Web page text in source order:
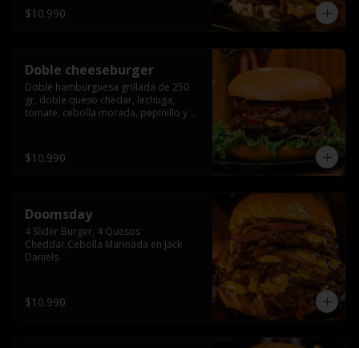
$10.990
Doble cheeseburger
Doble hamburguesa grillada de 250
gr, doble queso chedar, lechuga,
tomate, cebolla morada, pepinillo y
$10.990
Doomsday
4 Slider Burger, 4 Quesos
Cheddar,Cebolla Marinada en Jack
Daniels.
$10.990